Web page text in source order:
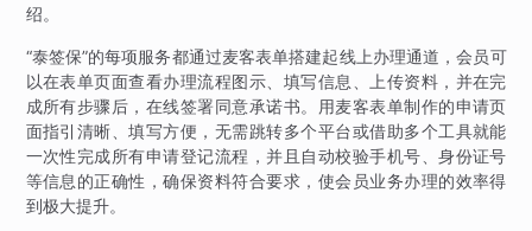
绍。
“泰签保”的每项服务都通过麦客表单搭建起线上办理通道，会员可
以在表单页面查看办理流程图示、填写信息、上传资料，并在完
成所有步骤后，在线签署同意承诺书。用麦客表单制作的申请页
面指引清晰、填写方便，无需跳转多个平台或借助多个工具就能
一次性完成所有申请登记流程，并且自动校验手机号、身份证号
等信息的正确性，确保资料符合要求，使会员业务办理的效率得
到极大提升。